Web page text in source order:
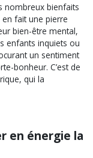
nombreux bienfaits
fait une pierre
bien-être mental,
enfants inquiets ou
un sentiment
bonheur. C’est de
qui la
en énergie la